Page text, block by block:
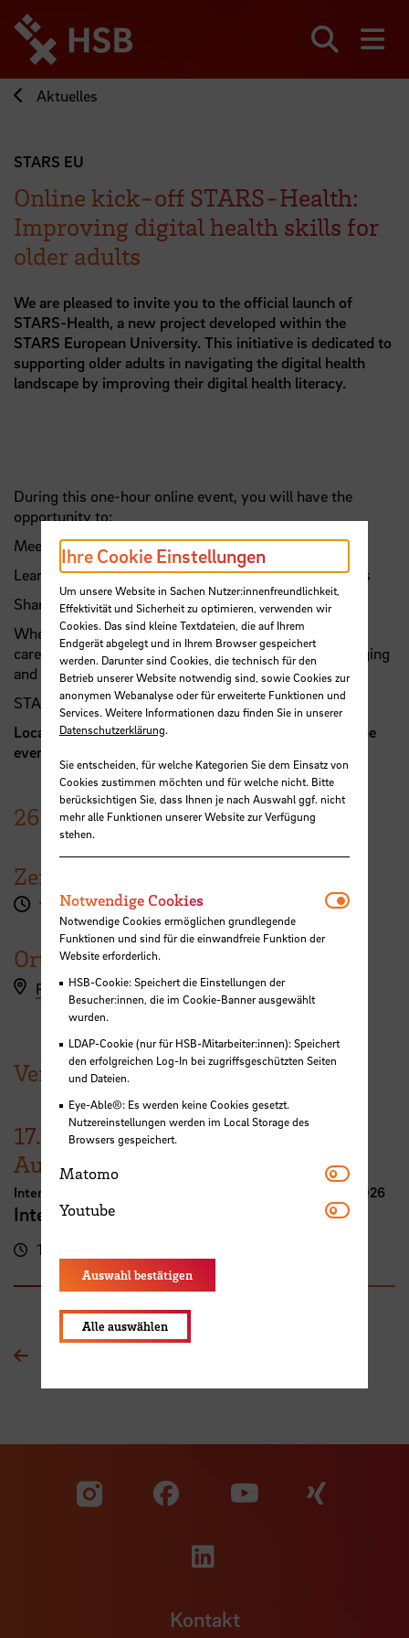
zum
Seiteninhalt
springen
Aktuelles
STARS EU
Online kick-off STARS-Health:
Improving digital health skills for
older adults
We are pleased to invite you to the official launch of
STARS-Health, a new project developed within the
STARS European University. This initiative is dedicated to
supporting older adults in navigating the digital health
landscape by improving their digital health literacy.
During this one-hour online event, you will have the
opportunity to:
Meet the STARS-Health project team
Learn more about our objectives and planned activities
Share your ideas, experiences, and suggestions
Whether you’re a healthcare professional, researcher,
caregiver, or simply interested in the intersection of aging
and digital health, your input is valuable.
STARS-Health kickoff
Location:Online (registration required).
Register for the
event
26. August2025
Zeit
16:00 - 17:00 Uhr
Ort
Registration STARS-Health kick-off
Veranstaltung der HSB
17.
August
International Week Computer Science and Digital Media 2026
International FutureNow! Symposium
16:00 - 17:30 Uhr
Zu unserer Facebook
Zu
Zu unserer
Kontakt
Ihre Cookie Einstellungen
Um unsere Website in Sachen Nutzer:innenfreundlichkeit,
Effektivität und Sicherheit zu optimieren, verwenden wir
Cookies. Das sind kleine Textdateien, die auf Ihrem
Endgerät abgelegt und in Ihrem Browser gespeichert
werden. Darunter sind Cookies, die technisch für den
Betrieb unserer Website notwendig sind, sowie Cookies zur
anonymen Webanalyse oder für erweiterte Funktionen und
Services. Weitere Informationen dazu finden Sie in unserer
Datenschutzerklärung.
Sie entscheiden, für welche Kategorien Sie dem Einsatz von
Cookies zustimmen möchten und für welche nicht. Bitte
berücksichtigen Sie, dass Ihnen je nach Auswahl ggf. nicht
mehr alle Funktionen unserer Website zur Verfügung
stehen.
Notwendige Cookies
Notwendige Cookies ermöglichen grundlegende
Funktionen und sind für die einwandfreie Funktion der
Website erforderlich.
HSB-Cookie: Speichert die Einstellungen der
Besucher:innen, die im Cookie-Banner ausgewählt
wurden.
LDAP-Cookie (nur für HSB-Mitarbeiter:innen): Speichert
den erfolgreichen Log-In bei zugriffsgeschützten Seiten
und Dateien.
Eye-Able®: Es werden keine Cookies gesetzt.
Nutzereinstellungen werden im Local Storage des
Browsers gespeichert.
Matomo Matomo
Youtube Youtube
Auswahl bestätigen
Alle auswählen